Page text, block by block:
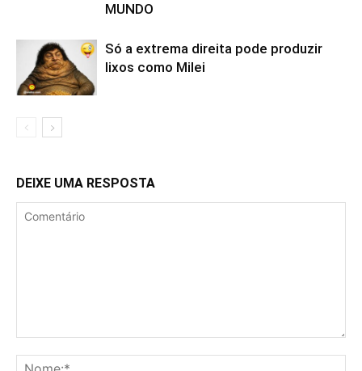
MUNDO
Só a extrema direita pode produzir
lixos como Milei
DEIXE UMA RESPOSTA